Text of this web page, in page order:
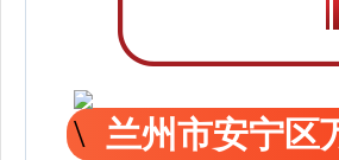
兰州市安宁区